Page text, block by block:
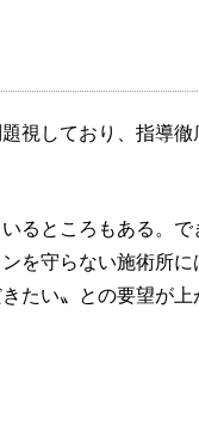
視しており、指導徹
るところもある。で
を守らない施術所に
たい〟との要望が上